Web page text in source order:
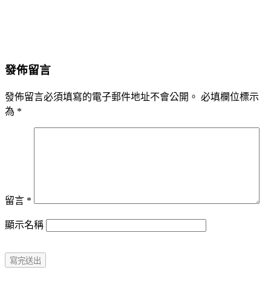
發佈留言
發佈留言必須填寫的電子郵件地址不會公開。 必填欄位標示
為 *
留言 *
顯示名稱